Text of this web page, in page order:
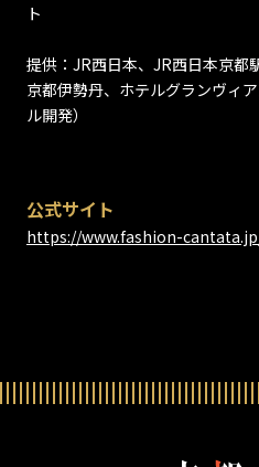
ト
提供：JR西日本、JR西日本京都
京都伊勢丹、ホテルグランヴィ
ル開発）
公式サイト
https://www.fashion-